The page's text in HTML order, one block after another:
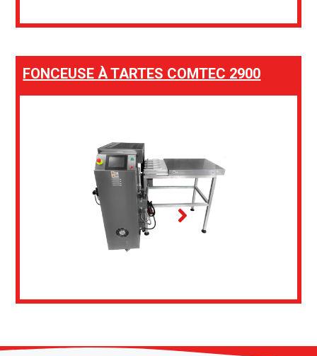
FONCEUSE À TARTES COMTEC 2900